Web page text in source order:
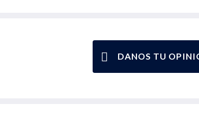
DANOS TU